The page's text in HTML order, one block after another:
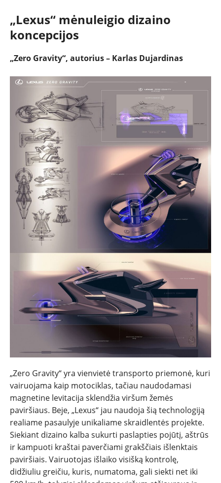
„Lexus“ mėnuleigio dizaino
koncepcijos
„Zero Gravity“, autorius – Karlas Dujardinas
„Zero Gravity“ yra vienvietė transporto priemonė, kuri
vairuojama kaip motociklas, tačiau naudodamasi
magnetine levitacija sklendžia viršum žemės
paviršiaus. Beje, „Lexus“ jau naudoja šią technologiją
realiame pasaulyje unikaliame skraidlentės projekte.
Siekiant dizaino kalba sukurti paslapties pojūtį, aštrūs
ir kampuoti kraštai paverčiami grakščiais išlenktais
paviršiais. Vairuotojas išlaiko visišką kontrolę,
didžiuliu greičiu, kuris, numatoma, gali siekti net iki